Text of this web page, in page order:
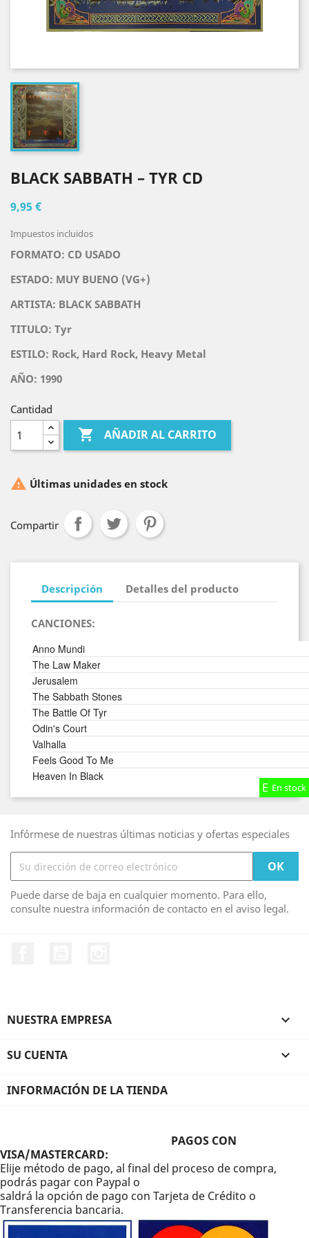
BLACK SABBATH ‎– TYR CD
9,95 €
En stock
Impuestos incluidos
En stock
En stock
FORMATO: CD USADO
ESTADO: MUY BUENO (VG+)
ARTISTA: BLACK SABBATH
TITULO: Tyr
ESTILO: Rock, Hard Rock, Heavy Metal
AÑO: 1990
Cantidad
 AÑADIR AL CARRITO
 Últimas unidades en stock
Compartir
Descripción Detalles del producto
CANCIONES:
Anno Mundi
The Law Maker
Jerusalem
The Sabbath Stones
The Battle Of Tyr
Odin's Court
Valhalla
Feels Good To Me
Heaven In Black
Infórmese de nuestras últimas noticias y ofertas especiales
Puede darse de baja en cualquier momento. Para ello,
consulte nuestra información de contacto en el aviso legal.
NUESTRA EMPRESA 
SU CUENTA 
INFORMACIÓN DE LA TIENDA
PAGOS CON
VISA/MASTERCARD:
Elije método de pago, al final del proceso de compra,
podrás pagar con Paypal o
saldrá la opción de pago con Tarjeta de Crédito o
Transferencia bancaria.